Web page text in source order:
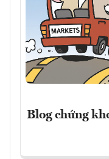
Blog chứng